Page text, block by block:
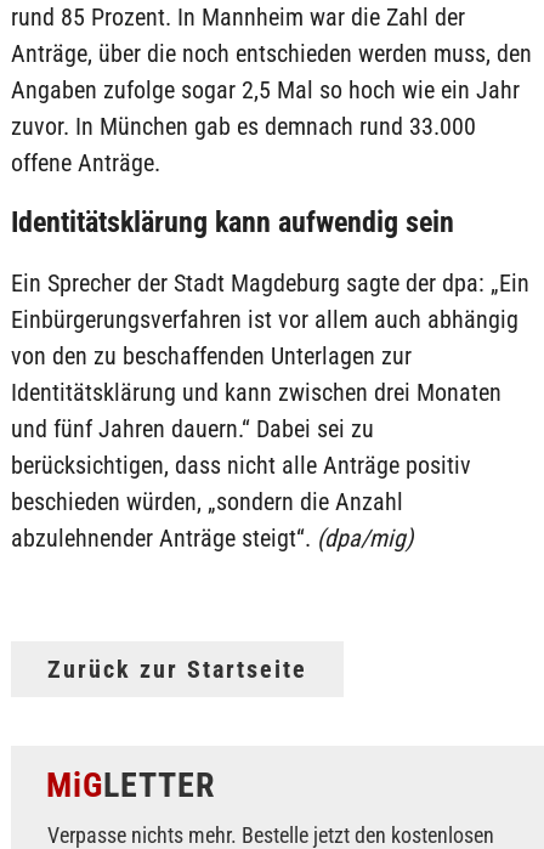
rund 85 Prozent. In Mannheim war die Zahl der
Anträge, über die noch entschieden werden muss, den
Angaben zufolge sogar 2,5 Mal so hoch wie ein Jahr
zuvor. In München gab es demnach rund 33.000
offene Anträge.
Identitätsklärung kann aufwendig sein
Ein Sprecher der Stadt Magdeburg sagte der dpa: „Ein
Einbürgerungsverfahren ist vor allem auch abhängig
von den zu beschaffenden Unterlagen zur
Identitätsklärung und kann zwischen drei Monaten
und fünf Jahren dauern.“ Dabei sei zu
berücksichtigen, dass nicht alle Anträge positiv
beschieden würden, „sondern die Anzahl
abzulehnender Anträge steigt“. (dpa/mig)
Zurück zur Startseite
MiGLETTER
Verpasse nichts mehr. Bestelle jetzt den kostenlosen